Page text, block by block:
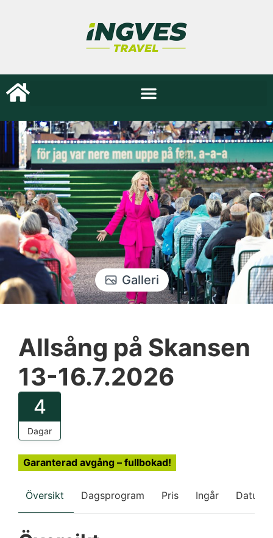
Galleri
Allsång på Skansen
13-16.7.2026
4
Dagar
Garanterad avgång – fullbokad!
Översikt Dagsprogram Pris Ingår Datum